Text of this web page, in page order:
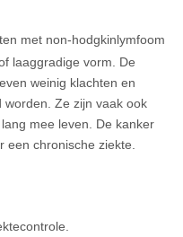
met non-hodgkinlymfoom
laaggradige vorm. De
weinig klachten en
Ze zijn vaak ook
mee leven. De kanker
chronische ziekte.